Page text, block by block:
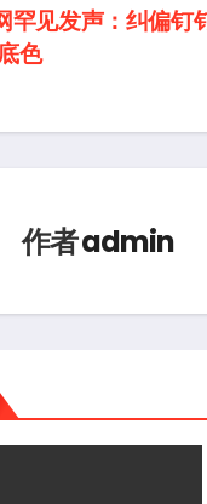
罕见发声：纠偏钉
色
作者admin